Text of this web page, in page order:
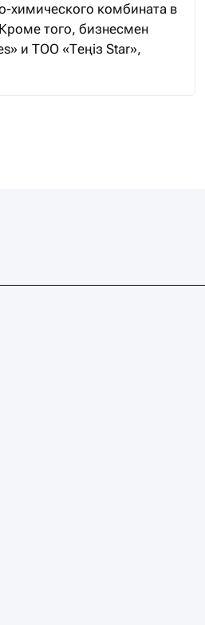
химического комбината в
того, бизнесмен
и ТОО «Теңіз Star»,